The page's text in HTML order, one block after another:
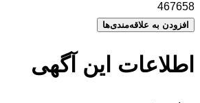
467658
افزودن به علاقه‌مندی‌ها
اطلاعات این آگهی